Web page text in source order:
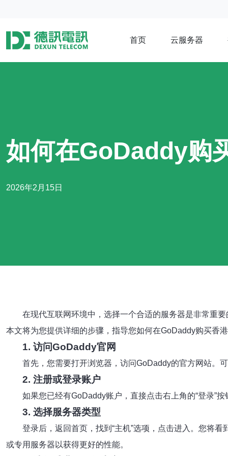
首页 云服务器
如何在GoDaddy购
2026年2月15日
在现代互联网环境中，选择一个合适的服务器是非常重
本文将为您提供详细的步骤，指导您如何在GoDaddy购买香
1. 访问GoDaddy官网
首先，您需要打开浏览器，访问GoDaddy的官方网站。
2. 注册或登录账户
如果您已经有GoDaddy账户，直接点击右上角的“登录”
3. 选择服务器类型
登录后，返回首页，找到“主机”选项，点击进入。您将
或专用服务器以获得更好的性能。